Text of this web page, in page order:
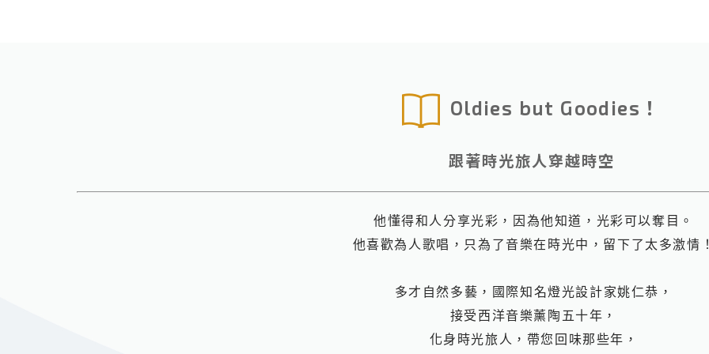
Oldies but Goodies！
跟著時光旅人穿越時空
他懂得和人分享光彩，因為他知道，光彩可以奪目。
他喜歡為人歌唱，只為了音樂在時光中，留下了太多激情
多才自然多藝，國際知名燈光設計家姚仁恭，
接受西洋音樂薰陶五十年，
化身時光旅人，帶您回味那些年，